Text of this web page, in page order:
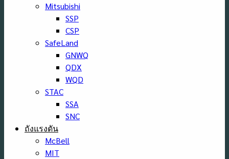
Mitsubishi
SSP
CSP
SafeLand
GNWQ
QDX
WQD
STAC
SSA
SNC
ถังแรงดัน
McBell
MIT